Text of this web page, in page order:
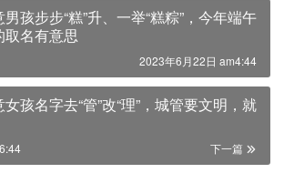
孩步步“糕”升、一举“糕粽”，今年端午
名有意思
2023年6月22日 am4:44
孩名字去“管”改“理”，城管要文明，就
下一篇